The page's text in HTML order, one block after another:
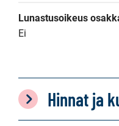
Lunastusoikeus
Ei
Hinnat ja